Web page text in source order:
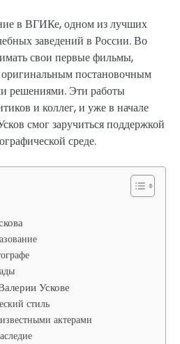
в ВГИКе, одном из лучших
заведений в России. Во
свои первые фильмы,
постановочным
решениями. Эти работы
и коллег, и уже в начале
смог заручиться поддержкой
среде.
Ускове
стиль
актерами